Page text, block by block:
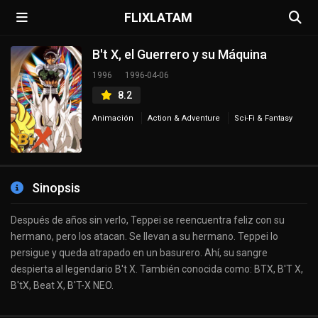
FLIXLATAM
B't X, el Guerrero y su Máquina
1996 1996-04-06
8.2
Animación Action & Adventure Sci-Fi & Fantasy
Sinopsis
Después de años sin verlo, Teppei se reencuentra feliz con su
hermano, pero los atacan. Se llevan a su hermano. Teppei lo
persigue y queda atrapado en un basurero. Ahí, su sangre
despierta al legendario B't X. También conocida como: BTX, B'T X,
B'tX, Beat X, B'T-X NEO.